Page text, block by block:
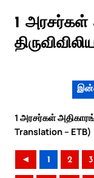
1 அரசர்கள்
1 அரசர்கள்
Translation – ETB)
◄ 1 2 3